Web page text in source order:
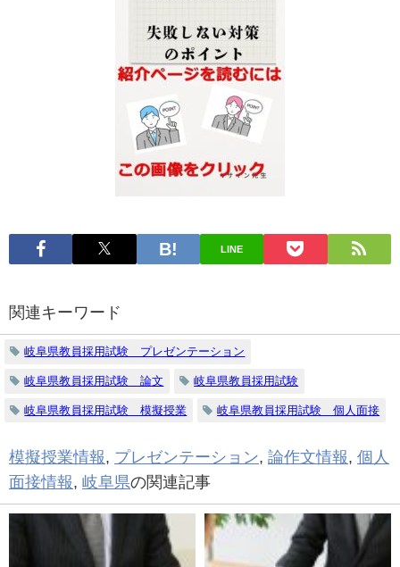
LINE
関連キーワード
岐阜県教員採用試験 プレゼンテーション
岐阜県教員採用試験 論文 岐阜県教員採用試験
岐阜県教員採用試験 模擬授業 岐阜県教員採用試験 個人面接
模擬授業情報, プレゼンテーション, 論作文情報, 個人
面接情報, 岐阜県の関連記事